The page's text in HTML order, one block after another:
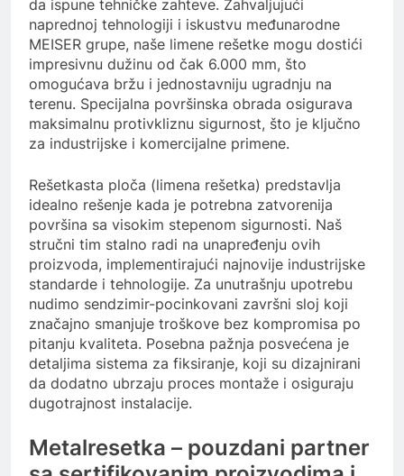
da ispune tehničke zahteve. Zahvaljujući
naprednoj tehnologiji i iskustvu međunarodne
MEISER grupe, naše limene rešetke mogu dostići
impresivnu dužinu od čak 6.000 mm, što
omogućava bržu i jednostavniju ugradnju na
terenu. Specijalna površinska obrada osigurava
maksimalnu protivkliznu sigurnost, što je ključno
za industrijske i komercijalne primene.
Rešetkasta ploča (limena rešetka) predstavlja
idealno rešenje kada je potrebna zatvorenija
površina sa visokim stepenom sigurnosti. Naš
stručni tim stalno radi na unapređenju ovih
proizvoda, implementirajući najnovije industrijske
standarde i tehnologije. Za unutrašnju upotrebu
nudimo sendzimir-pocinkovani završni sloj koji
značajno smanjuje troškove bez kompromisa po
pitanju kvaliteta. Posebna pažnja posvećena je
detaljima sistema za fiksiranje, koji su dizajnirani
da dodatno ubrzaju proces montaže i osiguraju
dugotrajnost instalacije.
Metalresetka – pouzdani partner